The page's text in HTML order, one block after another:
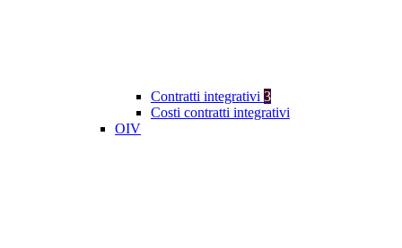
Contratti integrativi 3
Costi contratti integrativi
OIV